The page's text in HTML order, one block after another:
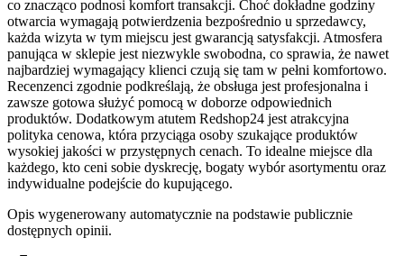
co znacząco podnosi komfort transakcji. Choć dokładne godziny
otwarcia wymagają potwierdzenia bezpośrednio u sprzedawcy,
każda wizyta w tym miejscu jest gwarancją satysfakcji. Atmosfera
panująca w sklepie jest niezwykle swobodna, co sprawia, że nawet
najbardziej wymagający klienci czują się tam w pełni komfortowo.
Recenzenci zgodnie podkreślają, że obsługa jest profesjonalna i
zawsze gotowa służyć pomocą w doborze odpowiednich
produktów. Dodatkowym atutem Redshop24 jest atrakcyjna
polityka cenowa, która przyciąga osoby szukające produktów
wysokiej jakości w przystępnych cenach. To idealne miejsce dla
każdego, kto ceni sobie dyskrecję, bogaty wybór asortymentu oraz
indywidualne podejście do kupującego.
Opis wygenerowany automatycznie na podstawie publicznie
dostępnych opinii.